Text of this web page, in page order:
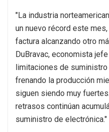
"La industria
un nuevo récord este
factura alcanzando otro
DuBravac, economista
limitaciones de
frenando la producción
siguen siendo muy
retrasos continúan
suministro de electrónica."